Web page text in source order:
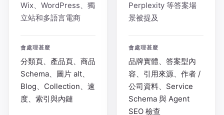
Wix、WordPress、獨
立站和多語言電商
會處理甚麼
分類頁、產品頁、商品
Schema、圖片 alt、
Blog、Collection、速
度、索引與內鏈
Perplexity 等答案場
景被提及
會處理甚麼
品牌實體、答案型內
容、引用來源、作者 /
公司資料、Service
Schema 與 Agent
SEO 檢查